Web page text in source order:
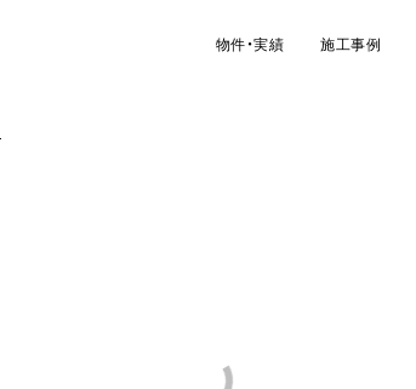
物件・実績 施工事例